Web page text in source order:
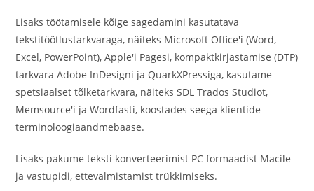
Lisaks töötamisele kõige sagedamini kasutatava
tekstitöötlustarkvaraga, näiteks Microsoft Office'i (Word,
Excel, PowerPoint), Apple'i Pagesi, kompaktkirjastamise (DTP)
tarkvara Adobe InDesigni ja QuarkXPressiga, kasutame
spetsiaalset tõlketarkvara, näiteks SDL Trados Studiot,
Memsource'i ja Wordfasti, koostades seega klientide
terminoloogiaandmebaase.
Lisaks pakume teksti konverteerimist PC formaadist Macile
ja vastupidi, ettevalmistamist trükkimiseks.